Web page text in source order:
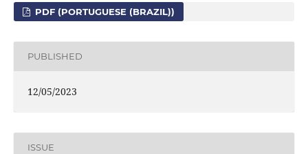
PDF (PORTUGUESE (BRAZIL))
PUBLISHED
12/05/2023
ISSUE